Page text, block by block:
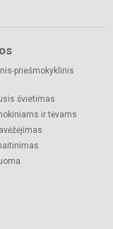
priešmokyklinis
švietimas
ir tėvams